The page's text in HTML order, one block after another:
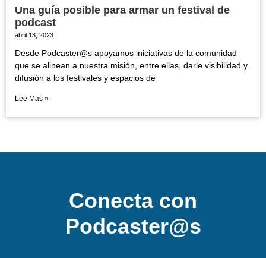
Una guía posible para armar un festival de
podcast
abril 13, 2023
Desde Podcaster@s apoyamos iniciativas de la comunidad
que se alinean a nuestra misión, entre ellas, darle visibilidad y
difusión a los festivales y espacios de
Lee Mas »
Conecta con
Podcaster@s